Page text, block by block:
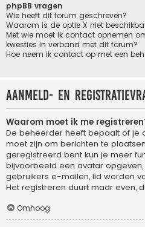
phpBB vragen
Wie heeft dit forum geschreven?
Waarom is de optie X niet
Met wie moet ik contact opnemen
kwesties in verband met dit forum?
Hoe neem ik contact op met een
Aanmeld- en
Waarom moet ik me
De beheerder heeft bepaalt of je
moet zijn om berichten te
geregistreerd bent kun je meer
bijvoorbeeld een avatar
gebruikers e-mailen, lid worden
Het registreren duurt maar even,
Omhoog